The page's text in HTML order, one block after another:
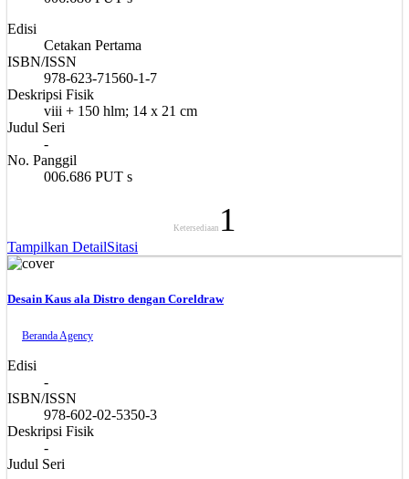
Edisi
Cetakan Pertama
ISBN/ISSN
978-623-71560-1-7
Deskripsi Fisik
viii + 150 hlm; 14 x 21 cm
Judul Seri
-
No. Panggil
006.686 PUT s
Ketersediaan 1
Tampilkan DetailSitasi
Desain Kaus ala Distro dengan Coreldraw
Beranda Agency
Edisi
-
ISBN/ISSN
978-602-02-5350-3
Deskripsi Fisik
-
Judul Seri